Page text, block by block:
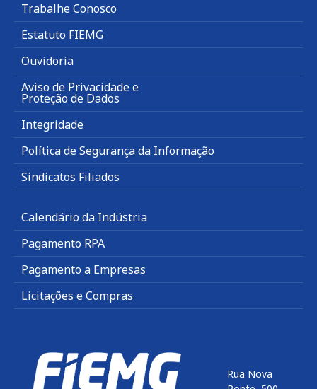
Trabalhe Conosco
Estatuto FIEMG
Ouvidoria
Aviso de Privacidade e
Proteção de Dados
Integridade
Política de Segurança da Informação
Sindicatos Filiados
Calendário da Indústria
Pagamento RPA
Pagamento a Empresas
Licitações e Compras
Rua Nova